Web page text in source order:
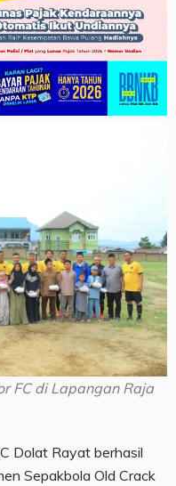
FC di Lapangan Raja
Dolat Rayat berhasil
Sepakbola Old Crack